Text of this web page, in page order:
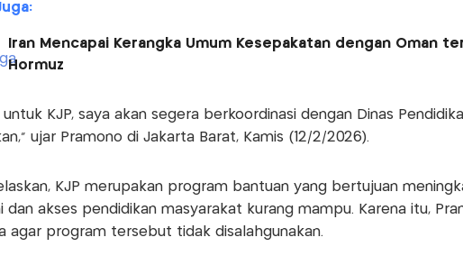
Iran Mencapai Kerangka Umum Kesepakatan dengan Oman
Hormuz
untuk KJP, saya akan segera berkoordinasi dengan Dinas
ujar Pramono di Jakarta Barat, Kamis (12/2/2026).
KJP merupakan program bantuan yang bertujuan
dan akses pendidikan masyarakat kurang mampu. Karena itu,
agar program tersebut tidak disalahgunakan.